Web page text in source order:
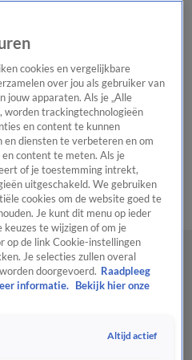
Het beste van Hart
Tip de
Tip de redactiePanelVideo's
cookies en vergelijkbare
over jou als gebruiker van
jouw apparaten. Als je „Alle
worden trackingtechnologieën
en content te kunnen
en diensten te verbeteren en om
content te meten. Als je
of je toestemming intrekt,
uitgeschakeld. We gebruiken
cookies om de website goed te
Je kunt dit menu op ieder
keuzes te wijzigen of om je
op de link Cookie-instellingen
Je selecties zullen overal
doorgevoerd. Raadpleeg
informatie.
Bekijk hier onze
Altijd actief